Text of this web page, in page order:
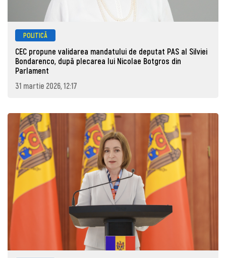
POLITICĂ
CEC propune validarea mandatului de deputat PAS al Silviei
Bondarenco, după plecarea lui Nicolae Botgros din
Parlament
31 martie 2026, 12:17